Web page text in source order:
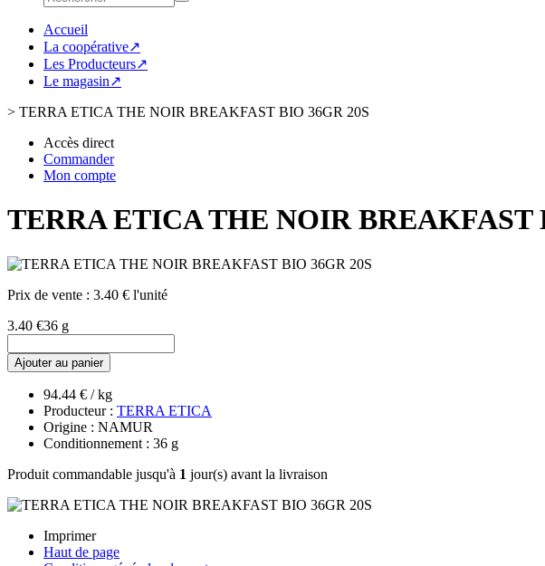
Accueil
La coopérative↗
Les Producteurs↗
Le magasin↗
> TERRA ETICA THE NOIR BREAKFAST BIO 36GR 20S
Accès direct
Commander
Mon compte
TERRA ETICA THE NOIR BREAKFAST
Prix de vente : 3.40 € l'unité
3.40 €36 g
Ajouter au panier
94.44 € / kg
Producteur : TERRA ETICA
Origine : NAMUR
Conditionnement : 36 g
Produit commandable jusqu'à 1 jour(s) avant la livraison
Imprimer
Haut de page